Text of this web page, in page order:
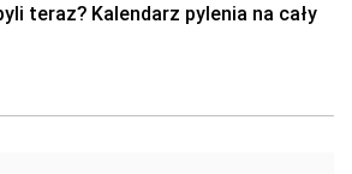
teraz? Kalendarz pylenia na cały